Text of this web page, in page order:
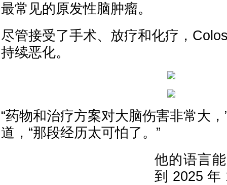
最常见的原发性脑肿瘤。
尽管接受了手术、放疗和化疗，
持续恶化。
“药物和治疗方案对大脑伤害非常大
道，“那段经历太可怕了。”
他的语言
到 2025 年